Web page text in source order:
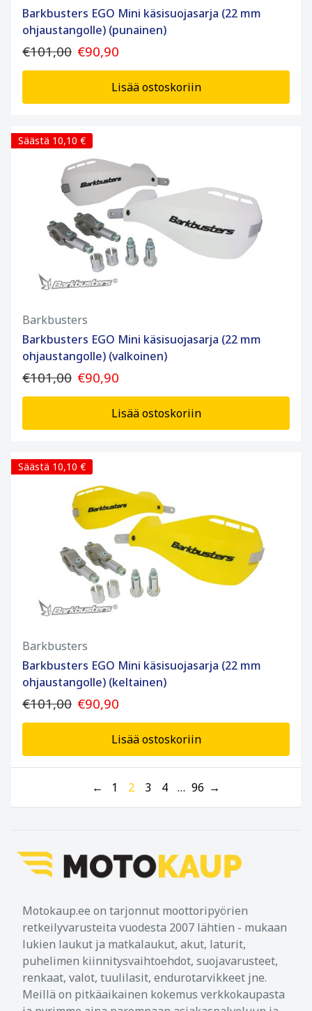
Barkbusters EGO Mini käsisuojasarja (22 mm
ohjaustangolle) (punainen)
€101,00 €90,90
Lisää ostoskoriin
Säästä 10,10 €
Barkbusters
Barkbusters EGO Mini käsisuojasarja (22 mm
ohjaustangolle) (valkoinen)
€101,00 €90,90
Lisää ostoskoriin
Säästä 10,10 €
Barkbusters
Barkbusters EGO Mini käsisuojasarja (22 mm
ohjaustangolle) (keltainen)
€101,00 €90,90
Lisää ostoskoriin
← 1 2 3 4 … 96 →
Motokaup.ee on tarjonnut moottoripyörien
retkeilyvarusteita vuodesta 2007 lähtien - mukaan
lukien laukut ja matkalaukut, akut, laturit,
puhelimen kiinnitysvaihtoehdot, suojavarusteet,
renkaat, valot, tuulilasit, endurotarvikkeet jne.
Meillä on pitkäaikainen kokemus verkkokaupasta